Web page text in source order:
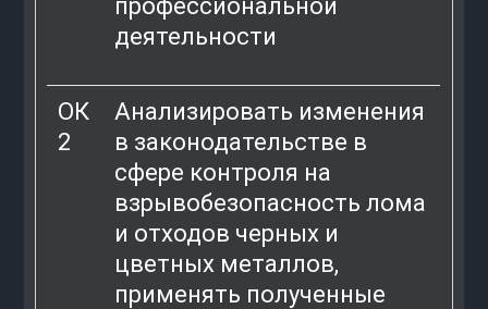
профессиональной
деятельности
ОК
2
Анализировать изменения
в законодательстве в
сфере контроля на
взрывобезопасность лома
и отходов черных и
цветных металлов,
применять полученные